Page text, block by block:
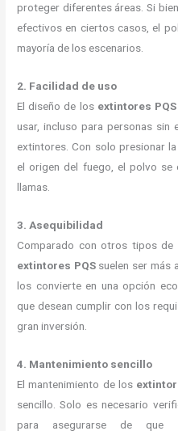
proteger diferentes áreas. Si
efectivos en ciertos casos, el
mayoría de los escenarios.
2. Facilidad de uso
El diseño de los extintores
usar, incluso para personas sin
extintores. Con solo presionar
el origen del fuego, el polvo se
llamas.
3. Asequibilidad
Comparado con otros tipos
extintores PQSsuelen ser más
los convierte en una opción
que desean cumplir con los
gran inversión.
4. Mantenimiento sencillo
El mantenimiento de los
sencillo. Solo es necesario
para asegurarse de que